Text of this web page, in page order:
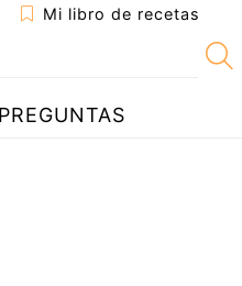
Mi libro de recetas